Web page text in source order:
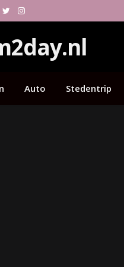
TwitterInstagram
Auto Stedentrip